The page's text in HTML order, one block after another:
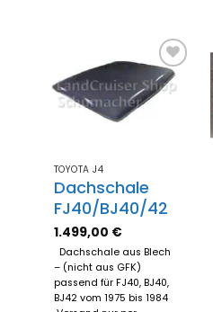
Zum
Merkzettel
hinzufügen
TOYOTA J4
Dachschale
FJ40/BJ40/42
1.499,00 €
Dachschale aus Blech
– (nicht aus GFK)
passend für FJ40, BJ40,
BJ42 vom 1975 bis 1984